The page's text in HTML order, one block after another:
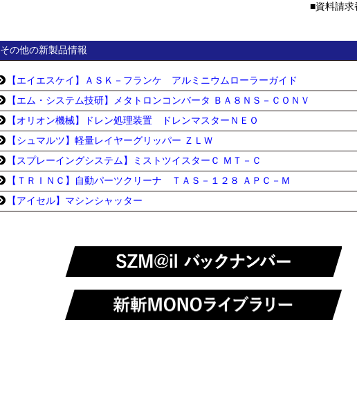
資料請
その他の新製品情報
【エイエスケイ】ＡＳＫ－フランケ アルミニウムローラーガイド
【エム・システム技研】メタトロンコンバータ ＢＡ８ＮＳ－ＣＯＮＶ
【オリオン機械】ドレン処理装置 ドレンマスターＮＥＯ
【シュマルツ】軽量レイヤーグリッパー ＺＬＷ
【スプレーイングシステム】ミストツイスターＣ ＭＴ－Ｃ
【ＴＲＩＮＣ】自動パーツクリーナ ＴＡＳ－１２８ ＡＰＣ－Ｍ
【アイセル】マシンシャッター